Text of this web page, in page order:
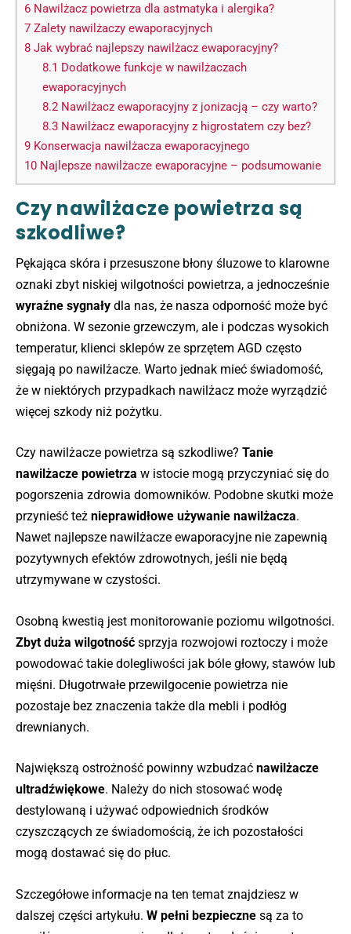
6 Nawilżacz powietrza dla astmatyka i alergika?
7 Zalety nawilżaczy ewaporacyjnych
8 Jak wybrać najlepszy nawilżacz ewaporacyjny?
8.1 Dodatkowe funkcje w nawilżaczach
ewaporacyjnych
8.2Nawilżacz ewaporacyjny z jonizacją – czy warto?
8.3Nawilżacz ewaporacyjny z higrostatem czy bez?
9 Konserwacja nawilżacza ewaporacyjnego
10 Najlepsze nawilżacze ewaporacyjne – podsumowanie
Czy nawilżacze powietrza są
szkodliwe?
Pękająca skóra i przesuszone błony śluzowe to klarowne
oznaki zbyt niskiej wilgotności powietrza, a jednocześnie
wyraźne sygnały dla nas, że nasza odporność może być
obniżona. W sezonie grzewczym, ale i podczas wysokich
temperatur, klienci sklepów ze sprzętem AGD często
sięgają po nawilżacze. Warto jednak mieć świadomość,
że w niektórych przypadkach nawilżacz może wyrządzić
więcej szkody niż pożytku.
Czy nawilżacze powietrza są szkodliwe? Tanie
nawilżacze powietrza w istocie mogą przyczyniać się do
pogorszenia zdrowia domowników. Podobne skutki może
przynieść też nieprawidłowe używanie nawilżacza.
Nawet najlepsze nawilżacze ewaporacyjne nie zapewnią
pozytywnych efektów zdrowotnych, jeśli nie będą
utrzymywane w czystości.
Osobną kwestią jest monitorowanie poziomu wilgotności.
Zbyt duża wilgotność sprzyja rozwojowi roztoczy i może
powodować takie dolegliwości jak bóle głowy, stawów lub
mięśni. Długotrwałe przewilgocenie powietrza nie
pozostaje bez znaczenia także dla mebli i podłóg
drewnianych.
Największą ostrożność powinny wzbudzać nawilżacze
ultradźwiękowe. Należy do nich stosować wodę
destylowaną i używać odpowiednich środków
czyszczących ze świadomością, że ich pozostałości
mogą dostawać się do płuc.
Szczegółowe informacje na ten temat znajdziesz w
dalszej części artykułu. W pełni bezpieczne są za to